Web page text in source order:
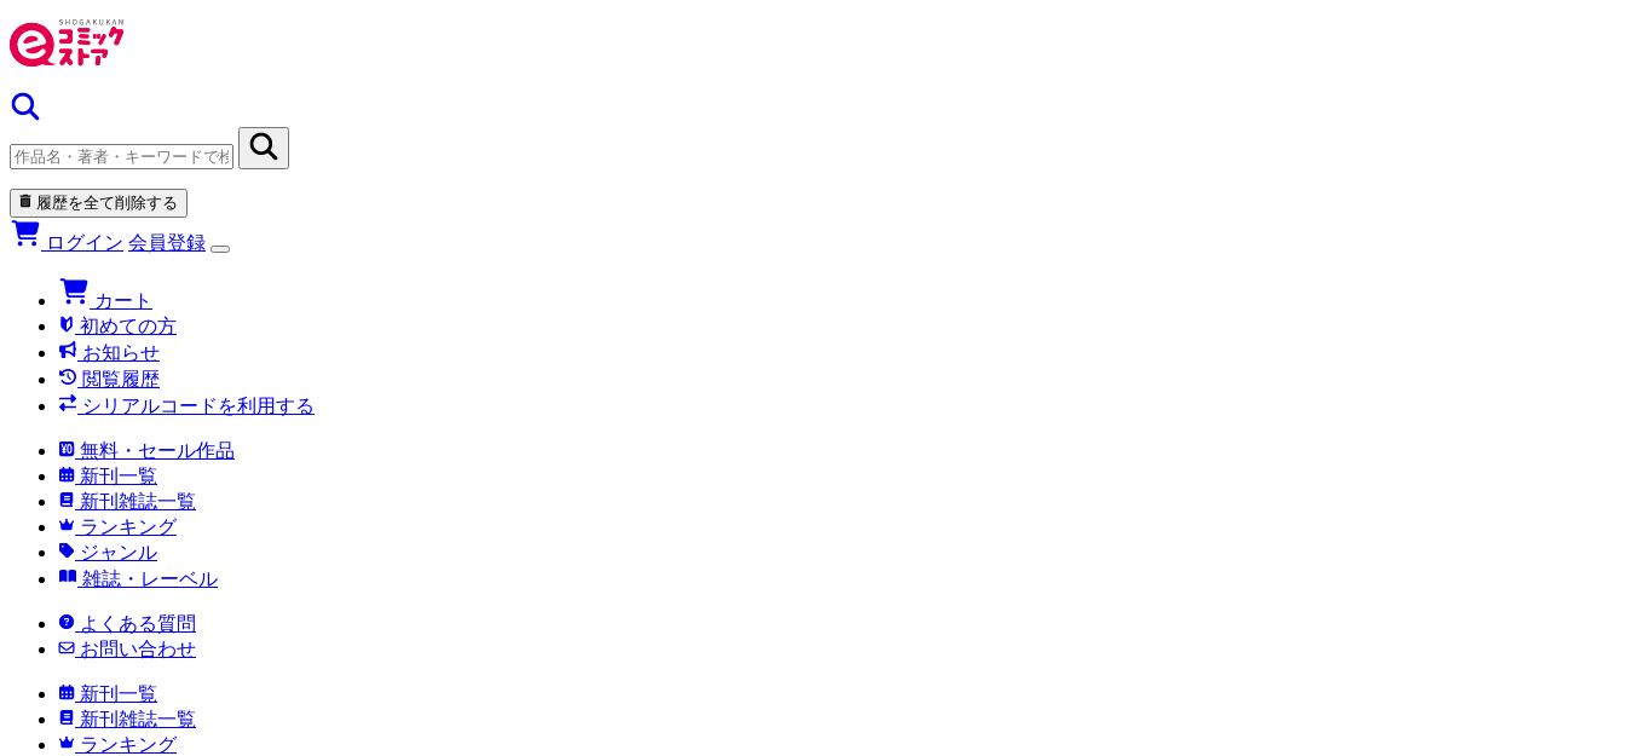
履歴を全て削除する
ログイン 会員登録
カート
初めての方
お知らせ
閲覧履歴
シリアルコードを利用する
無料・セール作品
新刊一覧
新刊雑誌一覧
ランキング
ジャンル
雑誌・レーベル
よくある質問
お問い合わせ
新刊一覧
新刊雑誌一覧
ランキング